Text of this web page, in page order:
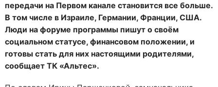
передачи на Первом канале становится все больше.
В том числе в Израиле, Германии, Франции, США.
Люди на форуме программы пишут о своём
социальном статусе, финансовом положении, и
готовы стать для них настоящими родителями,
сообщает ТК «Альтес».